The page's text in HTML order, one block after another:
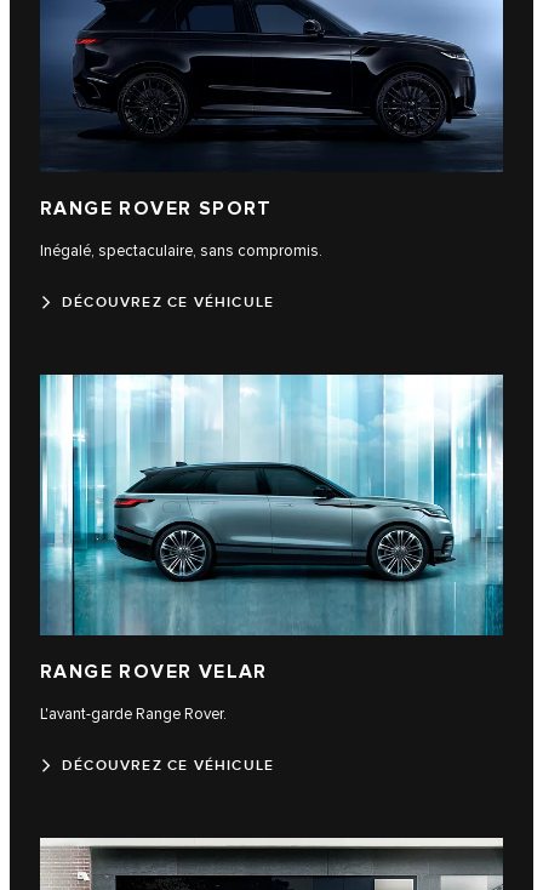
RANGE ROVER SPORT
Inégalé, spectaculaire, sans compromis.
DÉCOUVREZ CE VÉHICULE
RANGE ROVER VELAR
L'avant-garde Range Rover.
DÉCOUVREZ CE VÉHICULE